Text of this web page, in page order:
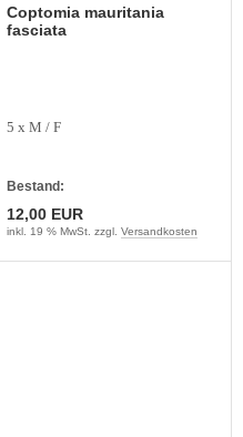
Coptomia mauritania
fasciata
5 x M / F
Bestand:
12,00 EUR
inkl. 19 % MwSt. zzgl. Versandkosten